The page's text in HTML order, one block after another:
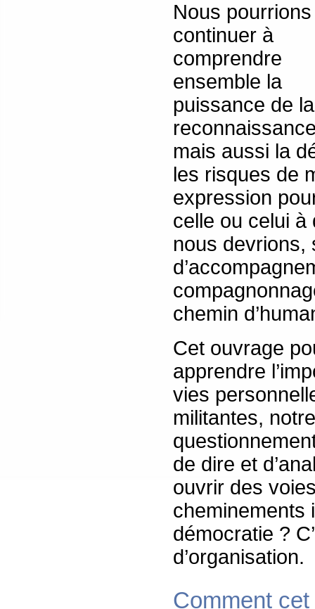
Nous pourrions
continuer à
comprendre
ensemble la
puissance de la
mais aussi la
les risques de
expression
celle ou celui
nous devrions,
chemin
Cet ouvrage
apprendre
vies
militantes,
de dire et
ouvrir des
cheminements
démocratie ?
d’organisation.
Comment